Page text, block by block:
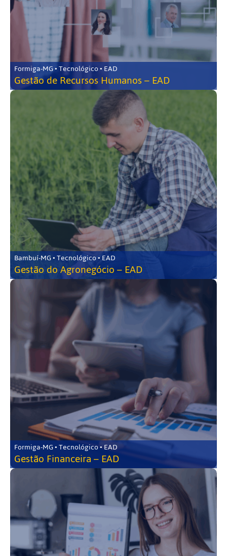
Formiga-MG • Tecnológico • EAD
Gestão de Recursos Humanos – EAD
Bambuí-MG • Tecnológico • EAD
Gestão do Agronegócio – EAD
Formiga-MG • Tecnológico • EAD
Gestão Financeira – EAD